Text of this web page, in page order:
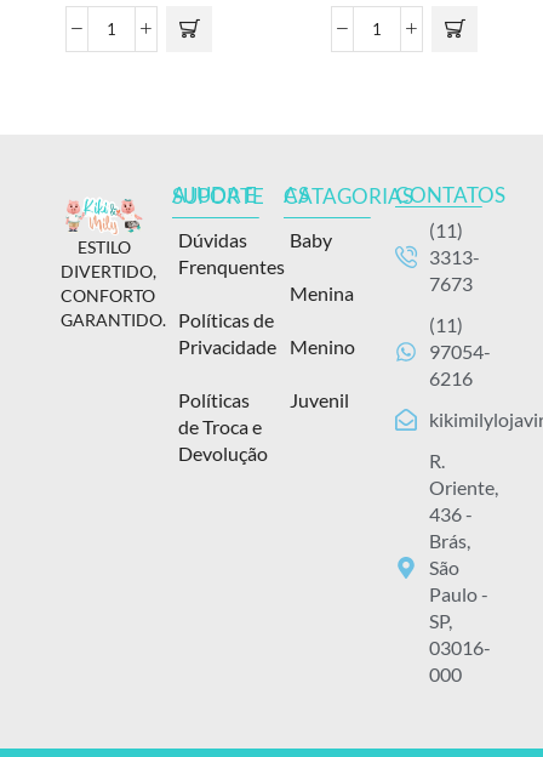
ESTILO
DIVERTIDO,
CONFORTO
GARANTIDO.
AJUDA E SUPORTE
Dúvidas
Frenquentes
Políticas de
Privacidade
Políticas
de Troca e
Devolução
AS CATAGORIAS
Baby
Menina
Menino
Juvenil
CONTATOS
(11)
3313-
7673
(11)
97054-
6216
R.
Oriente,
436 -
Brás,
São
Paulo -
SP,
03016-
000